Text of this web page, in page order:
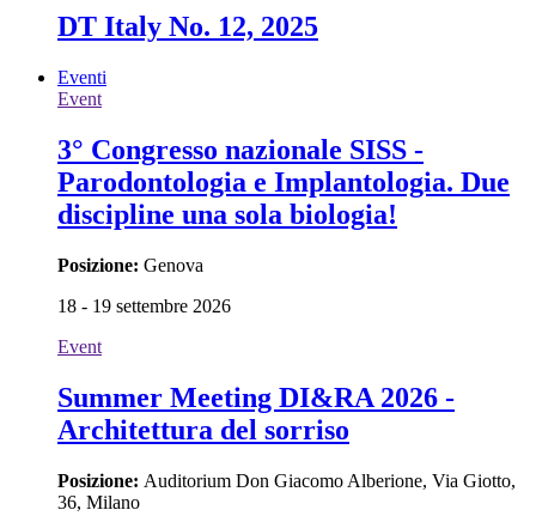
DT Italy No. 12, 2025
Eventi
Event
3° Congresso nazionale SISS -
Parodontologia e Implantologia. Due
discipline una sola biologia!
Posizione: Genova
18 - 19 settembre 2026
Event
Summer Meeting DI&RA 2026 -
Architettura del sorriso
Posizione: Auditorium Don Giacomo Alberione, Via Giotto,
36, Milano